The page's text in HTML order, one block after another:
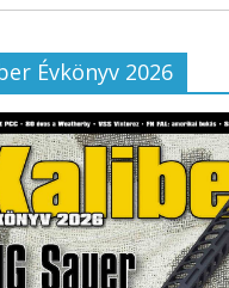
Évkönyv 2026